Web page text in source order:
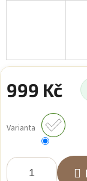
999 Kč
cena:
Varianta